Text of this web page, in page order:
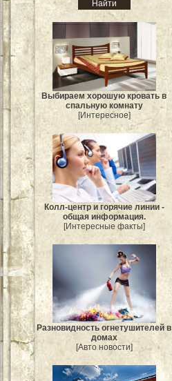
Выбираем хорошую кровать в
спальную комнату
[Интересное]
Колл-центр и горячие линии -
общая информация.
[Интересные факты]
Разновидность огнетушителей в
домах
[Авто новости]